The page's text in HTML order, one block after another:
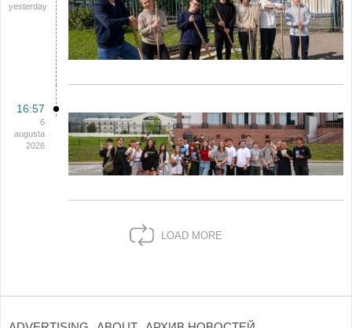
yesterday
16:57
6
augusta
2026
LOAD MORE